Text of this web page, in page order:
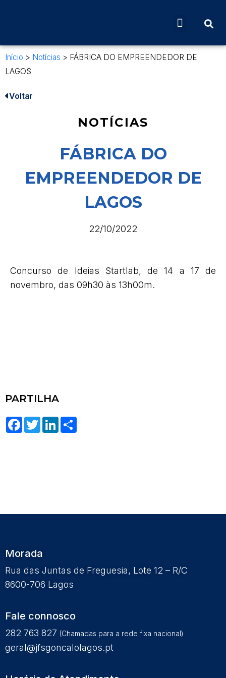
Início > Notícias > FÁBRICA DO EMPREENDEDOR DE
LAGOS
Voltar
NOTÍCIAS
FÁBRICA DO
EMPREENDEDOR DE
LAGOS
22/10/2022
Concurso de Ideias Startlab, de 14 a 17 de
novembro, das 09h30 às 13h00m.
PARTILHA
Facebook
TwitterLinkedIn
Morada
Rua das Juntas de Freguesia, Lote 12 – R/C
8600-706 Lagos
Fale connosco
282 763 827 (Chamadas para a rede fixa nacional)
geral@jfsgoncalolagos.pt